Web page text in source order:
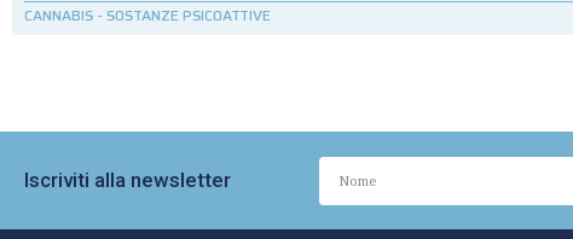
CANNABIS - SOSTANZE PSICOATTIVE
Iscriviti alla newsletter